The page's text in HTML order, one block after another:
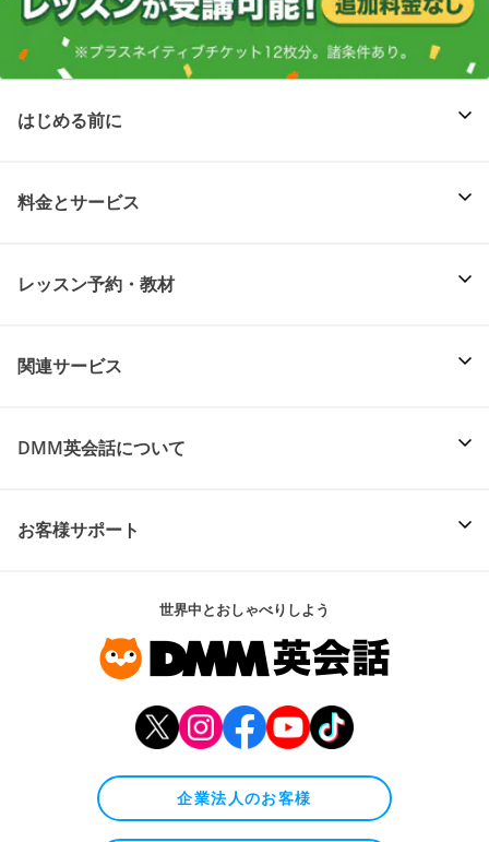
はじめる前に
料金とサービス
レッスン予約・教材
関連サービス
DMM英会話について
お客様サポート
世界中とおしゃべりしよう
企業法人のお客様